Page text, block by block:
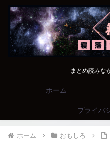
まとめ読みな
ホーム
プライバ
ホーム おもしろ